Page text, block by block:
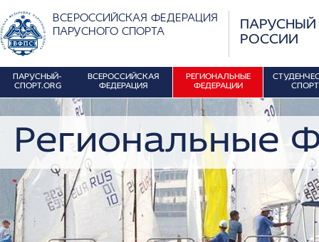
ВСЕРОССИЙСКАЯ ФЕДЕРАЦИЯ
ПАРУСНОГО СПОРТА
ПАРУСНЫЙ
РОССИИ
ПАРУСНЫЙ-
СПОРТ.ORG
ВСЕРОССИЙСКАЯ
ФЕДЕРАЦИЯ
РЕГИОНАЛЬНЫЕ
ФЕДЕРАЦИИ
СПОРТ
Региональные